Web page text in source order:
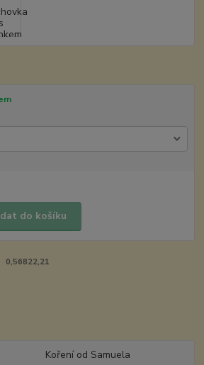
do košíku
0,56822,21
Koření od Samuela